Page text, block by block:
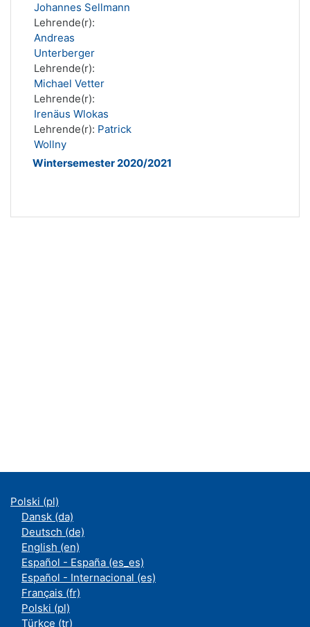
Johannes Sellmann
Lehrende(r):
Andreas
Unterberger
Lehrende(r):
Michael Vetter
Lehrende(r):
Irenäus Wlokas
Lehrende(r): Patrick
Wollny
Wintersemester 2020/2021
Polski ‎(pl)‎
Dansk ‎(da)‎
Deutsch ‎(de)‎
English ‎(en)‎
Español - España ‎(es_es)‎
Español - Internacional ‎(es)‎
Français ‎(fr)‎
Polski ‎(pl)‎
Türkçe ‎(tr)‎